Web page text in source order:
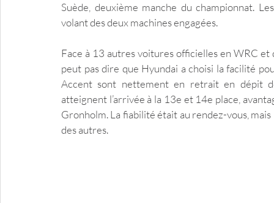
Suède, deuxième manche du championnat.
volant des deux machines engagées.
Face à 13 autres voitures officielles en WRC et
peut pas dire que Hyundai a choisi la facilité
Accent sont nettement en retrait en dépit
atteignent l’arrivée à la 13e et 14e place,
Gronholm. La fiabilité était au rendez-vous,
des autres.